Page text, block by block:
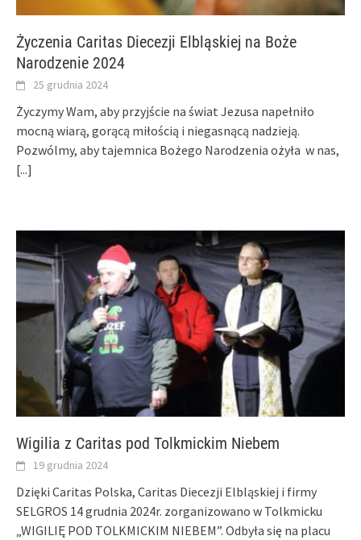
Życzenia Caritas Diecezji Elbląskiej na Boże
Narodzenie 2024
25 grudnia 2024
Życzymy Wam, aby przyjście na świat Jezusa napełniło
mocną wiarą, gorącą miłością i niegasnącą nadzieją.
Pozwólmy, aby tajemnica Bożego Narodzenia ożyła w nas,
[...]
Wigilia z Caritas pod Tolkmickim Niebem
19 grudnia 2024
Dzięki Caritas Polska, Caritas Diecezji Elbląskiej i firmy
SELGROS 14 grudnia 2024r. zorganizowano w Tolkmicku
„WIGILIĘ POD TOLKMICKIM NIEBEM”. Odbyła się na placu